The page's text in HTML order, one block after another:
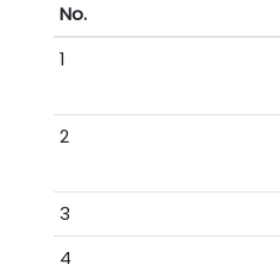
No.
1
2
3
4